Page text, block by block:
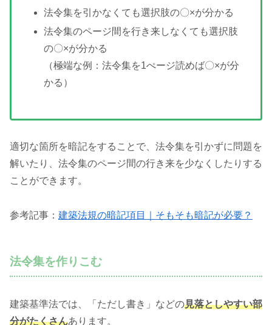
法令集を引かなくても選択肢の〇×が分かる
法令集のページ間を行き来しなくても選択肢
の〇×が分かる
（極端な例：法令集を1ぺージ読めば〇×が分
かる）
適切な箇所を暗記をすることで、法令集を引かずに問題を
解いたり、法令集のページ間の行き来を少なくしたりする
ことができます。
参考記事： 建築法規の暗記項目｜そもそも暗記が必要？
法令集を作りこむ
建築基準法では、「ただし書き」などの見落としやすい部
分がたくさんあります。